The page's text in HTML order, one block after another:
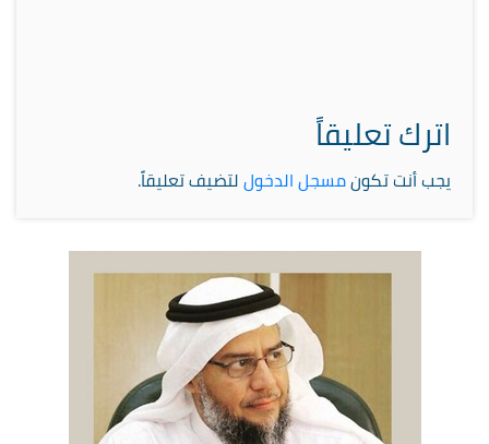
اترك تعليقاً
يجب أنت تكونمسجل الدخوللتضيف تعليقاً.